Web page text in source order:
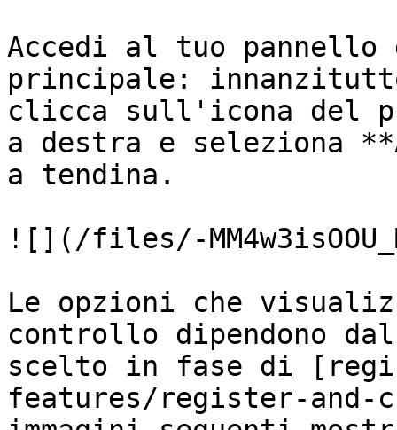
Accedi al tuo
principale:
clicca sull'icona del
a destra e seleziona
a tendina.
![](/files/-
Le opzioni che
controllo dipendono
scelto in fase di
features/register-and-